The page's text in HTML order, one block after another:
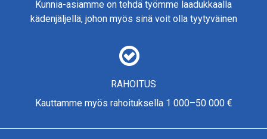
Kunnia-asiamme on tehdä työmme laadukkaalla
kädenjäljellä, johon myös sinä voit olla tyytyväinen
RAHOITUS
Kauttamme myös rahoituksella 1 000–50 000 €